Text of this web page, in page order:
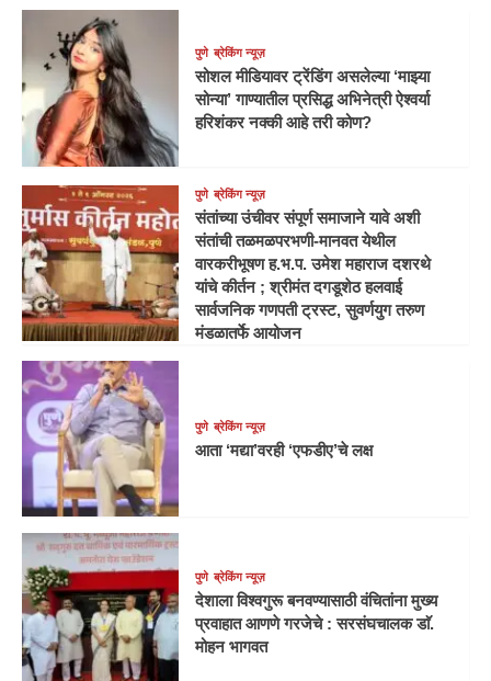
पुणे ब्रेकिंग न्यूज़
सोशल मीडियावर ट्रेंडिंग असलेल्या ‘माझ्या
सोन्या’ गाण्यातील प्रसिद्ध अभिनेत्री ऐश्वर्या
हरिशंकर नक्की आहे तरी कोण?
पुणे ब्रेकिंग न्यूज़
संतांच्या उंचीवर संपूर्ण समाजाने यावे अशी
संतांची तळमळपरभणी-मानवत येथील
वारकरीभूषण ह.भ.प. उमेश महाराज दशरथे
यांचे कीर्तन ; श्रीमंत दगडूशेठ हलवाई
सार्वजनिक गणपती ट्रस्ट, सुवर्णयुग तरुण
मंडळातर्फे आयोजन
पुणे ब्रेकिंग न्यूज़
आता ‘मद्या’वरही ‘एफडीए’चे लक्ष
पुणे ब्रेकिंग न्यूज़
देशाला विश्वगुरू बनवण्यासाठी वंचितांना मुख्य
प्रवाहात आणणे गरजेचे : सरसंघचालक डाॅ.
मोहन भागवत